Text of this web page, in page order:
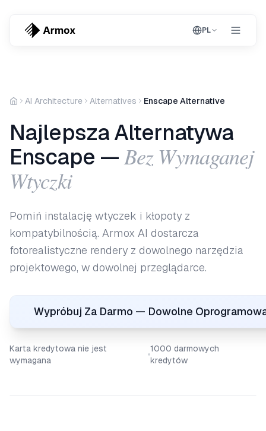
PL
AI Architecture Alternatives Enscape Alternative
Najlepsza Alternatywa
Enscape — Bez Wymaganej
Wtyczki
Pomiń instalację wtyczek i kłopoty z
kompatybilnością. Armox AI dostarcza
fotorealistyczne rendery z dowolnego narzędzia
projektowego, w dowolnej przeglądarce.
Wypróbuj Za Darmo — Dowolne
Karta kredytowa nie jest
wymagana
1000 darmowych
kredytów